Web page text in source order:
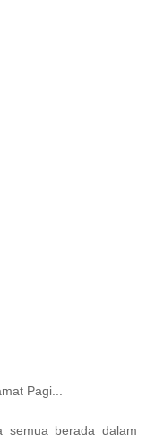
Pagi...
semua berada dalam